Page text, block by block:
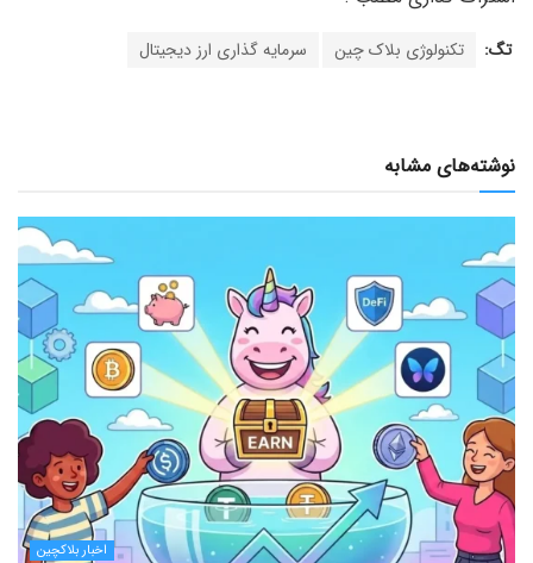
تگ: تکنولوژی بلاک چین سرمایه گذاری ارز دیجیتال
نوشته‌های مشابه
اخبار بلاکچین